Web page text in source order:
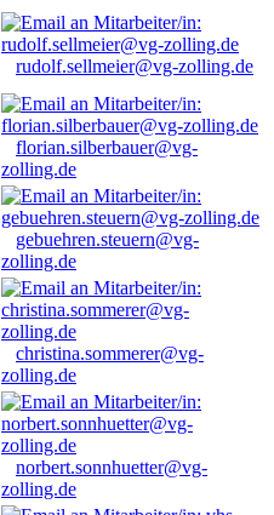
rudolf.sellmeier@vg-zolling.de
florian.silberbauer@vg-
zolling.de
gebuehren.steuern@vg-
zolling.de
christina.sommerer@vg-
zolling.de
norbert.sonnhuetter@vg-
zolling.de